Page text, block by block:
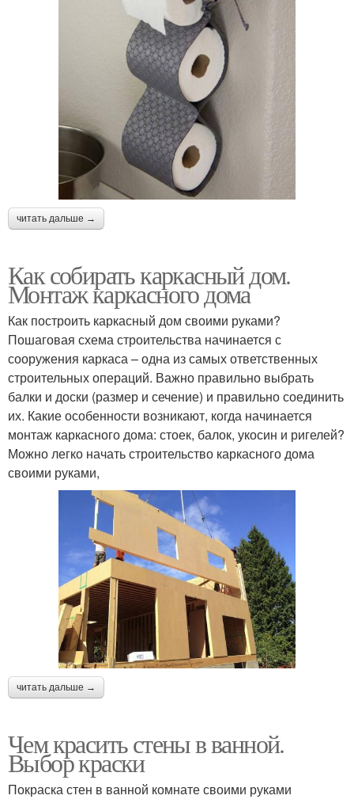
читать дальше →
Как собирать каркасный дом.
Монтаж каркасного дома
Как построить каркасный дом своими руками?
Пошаговая схема строительства начинается с
сооружения каркаса – одна из самых ответственных
строительных операций. Важно правильно выбрать
балки и доски (размер и сечение) и правильно соединить
их. Какие особенности возникают, когда начинается
монтаж каркасного дома: стоек, балок, укосин и ригелей?
Можно легко начать строительство каркасного дома
своими руками,
читать дальше →
Чем красить стены в ванной.
Выбор краски
Покраска стен в ванной комнате своими руками